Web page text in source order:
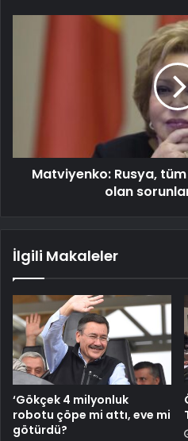
Matviyenko: Rusya,
olan
İlgili Makaleler
‘Gökçek 4 milyonluk
robotu çöpe mi attı, eve mi
götürdü?